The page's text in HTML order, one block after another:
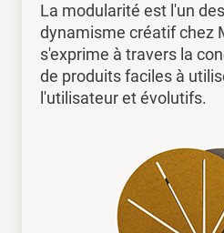
La modularité est l'un
dynamisme créatif chez
s'exprime à travers la
de produits faciles à
l'utilisateur et évolutifs.